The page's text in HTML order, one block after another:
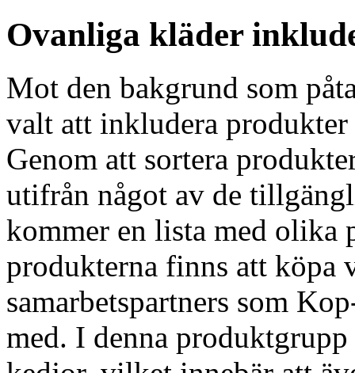
Ovanliga kläder
Mot den bakgrund som
valt att inkludera
Genom att sortera
utifrån något av de
kommer en lista med olika
produkterna finns att köpa
samarbetspartners som
med. I denna